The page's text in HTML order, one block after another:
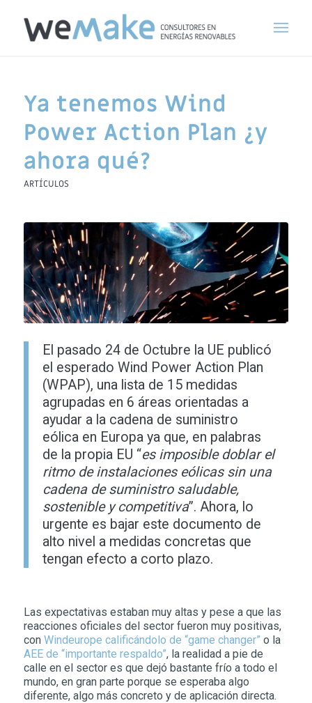
Ya tenemos Wind
Power Action Plan ¿y
ahora qué?
ARTÍCULOS
El pasado 24 de Octubre la UE publicó
el esperado Wind Power Action Plan
(WPAP), una lista de 15 medidas
agrupadas en 6 áreas orientadas a
ayudar a la cadena de suministro
eólica en Europa ya que, en palabras
de la propia EU “es imposible doblar el
ritmo de instalaciones eólicas sin una
cadena de suministro saludable,
sostenible y competitiva”. Ahora, lo
urgente es bajar este documento de
alto nivel a medidas concretas que
tengan efecto a corto plazo.
Las expectativas estaban muy altas y pese a que las
reacciones oficiales del sector fueron muy positivas,
con Windeurope calificándolo de “game changer” o la
AEE de “importante respaldo”, la realidad a pie de
calle en el sector es que dejó bastante frío a todo el
mundo, en gran parte porque se esperaba algo
diferente, algo más concreto y de aplicación directa.